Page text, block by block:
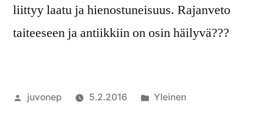
liittyy laatu ja hienostuneisuus. Rajanveto
taiteeseen ja antiikkiin on osin häilyvä???
Artikkelin
juvonep 5.2.2016
Julkaistu
Yleinen